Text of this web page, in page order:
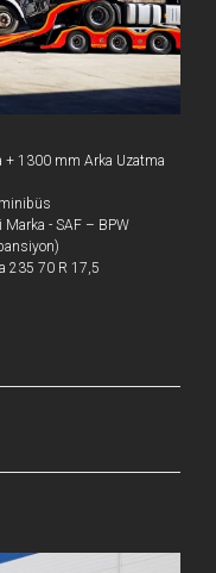
1300 mm Arka Uzatma
- SAF – BPW
235 70 R 17,5